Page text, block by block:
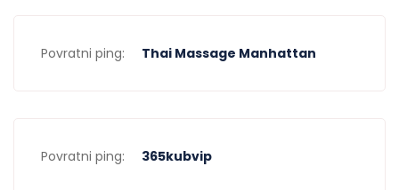
Povratni ping: Thai Massage Manhattan
Povratni ping: 365kubvip